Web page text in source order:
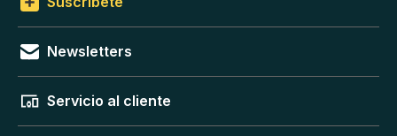
Newsletters
Servicio al cliente